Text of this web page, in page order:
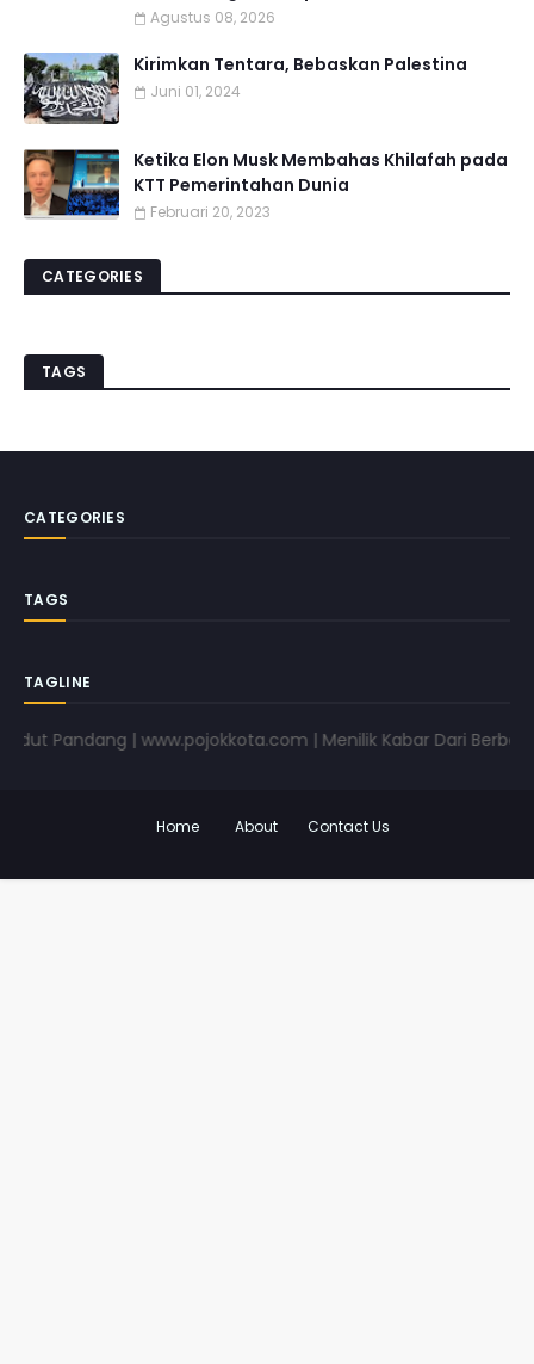
Agustus 08, 2026
Kirimkan Tentara, Bebaskan Palestina
Juni 01, 2024
Ketika Elon Musk Membahas Khilafah pada
KTT Pemerintahan Dunia
Februari 20, 2023
CATEGORIES
TAGS
CATEGORIES
TAGS
TAGLINE
Pandang | www.pojokkota.com | Menilik Kabar Dari Berbagai
Home About Contact Us